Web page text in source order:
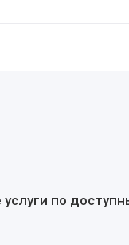
по